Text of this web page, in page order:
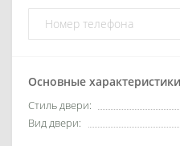
Основные характеристики
Стиль двери:
Вид двери: